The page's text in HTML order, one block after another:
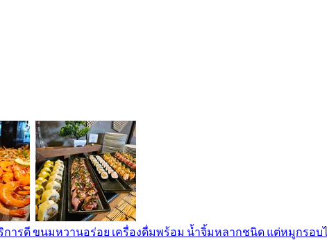
การดี ขนมหวานอร่อย เครื่องดื่มพร้อม น้ำจิ้มหลากชนิด แต่หมูกรอ